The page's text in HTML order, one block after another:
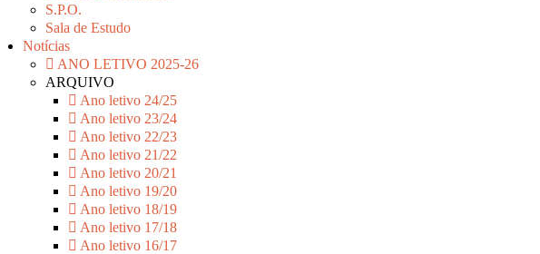
S.P.O.
Sala de Estudo
Notícias
ANO LETIVO 2025-26
ARQUIVO
Ano letivo 24/25
Ano letivo 23/24
Ano letivo 22/23
Ano letivo 21/22
Ano letivo 20/21
Ano letivo 19/20
Ano letivo 18/19
Ano letivo 17/18
Ano letivo 16/17